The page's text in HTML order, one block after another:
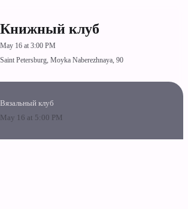
Книжный клуб
May 16 at 3:00 PM
Saint Petersburg, Moyka Naberezhnaya, 90
Вязальный клуб
May 16 at 5:00 PM